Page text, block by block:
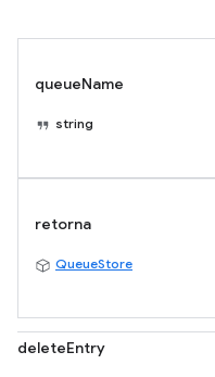
queueName
string
retorna
QueueStore
deleteEntry